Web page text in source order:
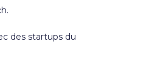
des startups du